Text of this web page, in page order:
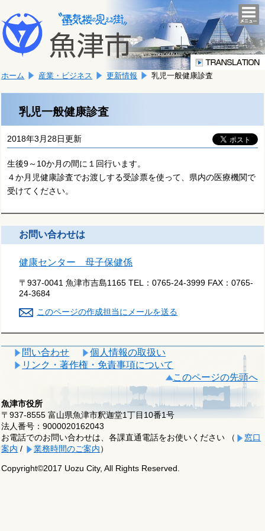
文
へ
移
ま
す。
こ
か
文
ホーム 産業・ビジネス 更新情報 乳児一般健康診査
乳児一般健康診査
2018年3月28日更新
生後9～10か月の間に１回行います。
４か月児健康診査でお渡しする受診票を使って、県内の医療機関で
受けてください。
お問い合わせは
健康センター 母子保健係
〒937-0041 魚津市吉島1165 TEL：0765-24-3999 FAX：0765-
24-3684
このページの作成担当にメールを送る
問い合わせ
個人情報の取扱い
リンク・著作権・免責事項について
このページの先頭へ
魚津市役所
〒937-8555 富山県魚津市釈迦堂1丁目10番1号
法人番号：9000020162043
お電話でのお問い合わせは、各課直通電話をお使いください （
窓口
案内 / 業務時間のご案内）
Copyright©2017 Uozu City, All Rights Reserved.